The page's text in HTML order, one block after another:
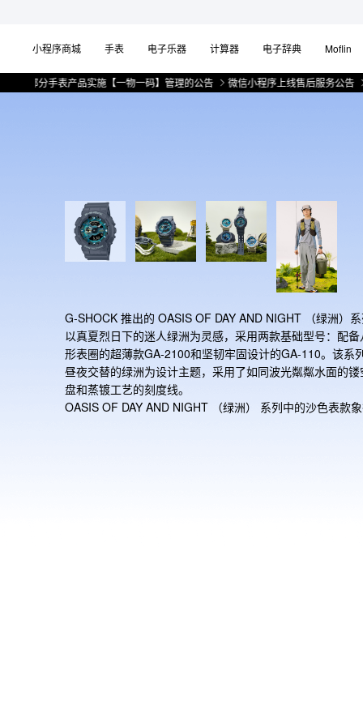
小程序商城 手表 电子乐器 计算器 电子辞典 Moflin
手表产品实施【一物一码】管理的公告 微信小程序上线售后服务公告 关于部
G-SHOCK 推出的 OASIS OF DAY AND NIGHT （绿洲）
以真夏烈日下的迷人绿洲为灵感，采用两款基础型号：配备
形表圈的超薄款GA-2100和坚韧牢固设计的GA-110。该系
昼夜交替的绿洲为设计主题，采用了如同波光粼粼水面的镂
盘和蒸镀工艺的刻度线。
OASIS OF DAY AND NIGHT （绿洲） 系列中的沙色表款